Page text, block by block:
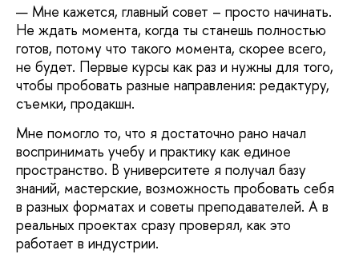
— Мне кажется, главный совет – просто начинать.
Не ждать момента, когда ты станешь полностью
готов, потому что такого момента, скорее всего,
не будет. Первые курсы как раз и нужны для того,
чтобы пробовать разные направления: редактуру,
съемки, продакшн.
Мне помогло то, что я достаточно рано начал
воспринимать учебу и практику как единое
пространство. В университете я получал базу
знаний, мастерские, возможность пробовать себя
в разных форматах и советы преподавателей. А в
реальных проектах сразу проверял, как это
работает в индустрии.